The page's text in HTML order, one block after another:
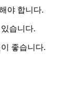
야 합니다.
습니다.
좋습니다.